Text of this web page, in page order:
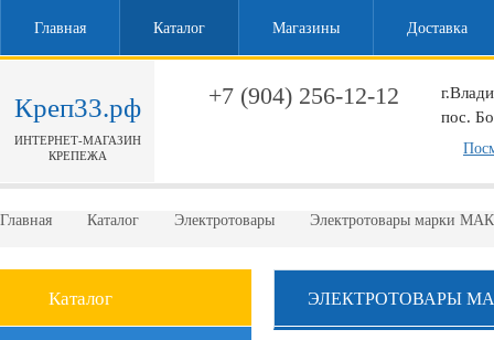
Главная Каталог Магазины Доставка
Креп33.рф
ИНТЕРНЕТ-МАГАЗИН
КРЕПЕЖА
+7 (904) 256-12-12
пос.
Главная Каталог Электротовары Электротовары марки
Каталог ЭЛЕКТРОТОВАРЫ